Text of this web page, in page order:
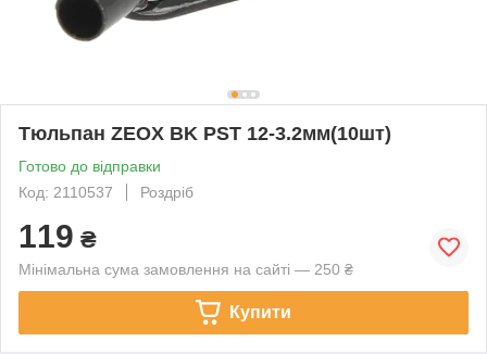
Тюльпан ZEOX BK PST 12-3.2мм(10шт)
Готово до відправки
Код: 2110537
Роздріб
119 ₴
Мінімальна сума замовлення на сайті — 250 ₴
Купити